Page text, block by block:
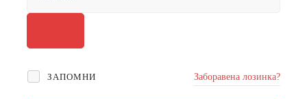
ЗАПОМНИ Заборавена лозинка?